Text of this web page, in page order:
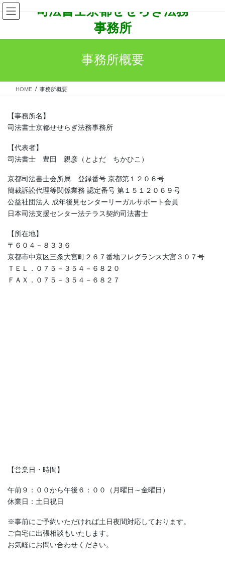
コ
ン
ナ
ビ
司法書士京都せせらぎ法務
事務所
事務所概要
HOME 事務所概要
【事務所名】
司法書士京都せせらぎ法務事務所
【代表者】
司法書士 豊田 親彦（とよだ ちかひこ）
京都司法書士会所属 登録番号 京都第１２０６号
簡裁訴訟代理等関係業務 認定番号 第１５１２０６９号
公益社団法人 成年後見センターリーガルサポート会員
日本司法支援センター法テラス契約司法書士
【所在地】
〒６０４－８３３６
京都市中京区三条大宮町２６７番地フレグランス大宮３０７号
ＴＥＬ．０７５－３５４－６８２０
ＦＡＸ．０７５－３５４－６８２７
【営業日・時間】
午前９：００から午後６：００（月曜日～金曜日）
休業日：土日祝日
※事前にご予約いただければ土日夜間対応しております。
ご自宅に出張相談もいたします。
お気軽にお問い合わせください。